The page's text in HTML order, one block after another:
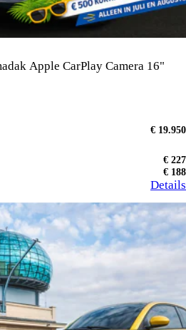
Apple CarPlay Camera 16"
€ 19.950
€ 227
€ 188
Details